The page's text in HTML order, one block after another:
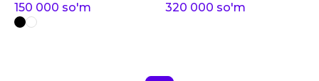
150 000 so'm 320 000 so'm